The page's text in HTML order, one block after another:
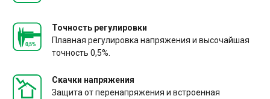
Точность регулировки
Плавная регулировка напряжения и высочайшая
точность 0,5%.
Скачки напряжения
Защита от перенапряжения и встроенная